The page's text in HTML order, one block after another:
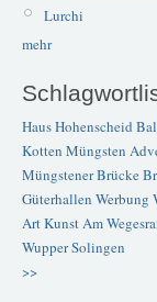
Lurchi
mehr
Haus Hohenscheid
Kotten Müngsten
Müngstener Brücke
Güterhallen Werbung
ArtKunstAm
WupperSolingen
>>